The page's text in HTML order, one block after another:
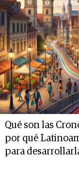
Qué son las
por qué
para